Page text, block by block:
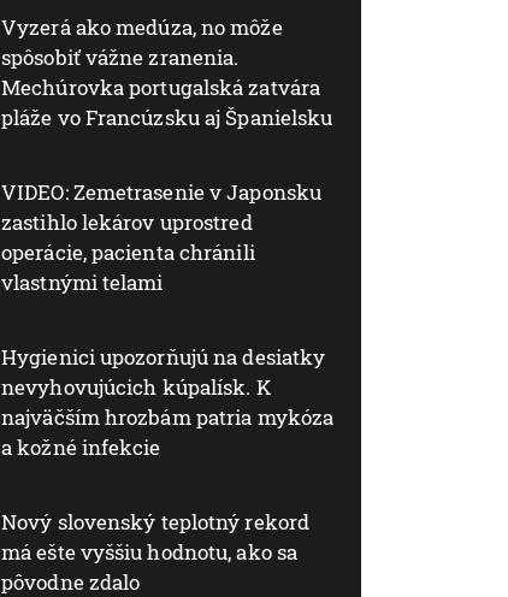
Vyzerá ako medúza, no môže
spôsobiť vážne zranenia.
Mechúrovka portugalská zatvára
pláže vo Francúzsku aj Španielsku
VIDEO: Zemetrasenie v Japonsku
zastihlo lekárov uprostred
operácie, pacienta chránili
vlastnými telami
Hygienici upozorňujú na desiatky
nevyhovujúcich kúpalísk. K
najväčším hrozbám patria mykóza
a kožné infekcie
Nový slovenský teplotný rekord
má ešte vyššiu hodnotu, ako sa
pôvodne zdalo